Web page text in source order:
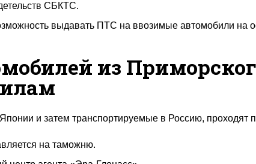
СБКТС.
выдавать ПТС на ввозимые автомобили на
из
и затем транспортируемые в Россию,
на таможню.